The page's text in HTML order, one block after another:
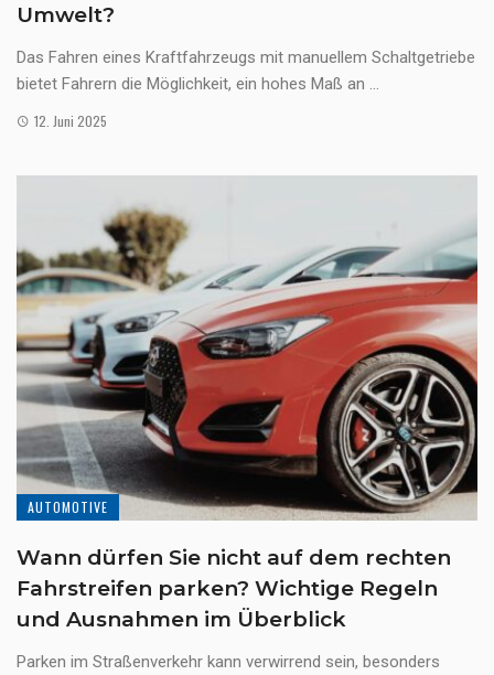
Umwelt?
Das Fahren eines Kraftfahrzeugs mit manuellem Schaltgetriebe
bietet Fahrern die Möglichkeit, ein hohes Maß an ...
12. Juni 2025
AUTOMOTIVE
Wann dürfen Sie nicht auf dem rechten
Fahrstreifen parken? Wichtige Regeln
und Ausnahmen im Überblick
Parken im Straßenverkehr kann verwirrend sein, besonders